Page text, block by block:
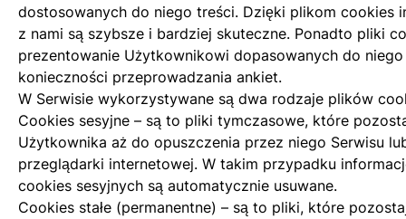
dostosowanych do niego treści. Dzięki plikom cookies
z nami są szybsze i bardziej skuteczne. Ponadto pliki
prezentowanie Użytkownikowi dopasowanych do
konieczności przeprowadzania ankiet.
W Serwisie wykorzystywane są dwa rodzaje plików
Cookies sesyjne – są to pliki tymczasowe, które
Użytkownika aż do opuszczenia przez niego Serwisu
przeglądarki internetowej. W takim przypadku
cookies sesyjnych są automatycznie usuwane.
Cookies stałe (permanentne) – są to pliki, które